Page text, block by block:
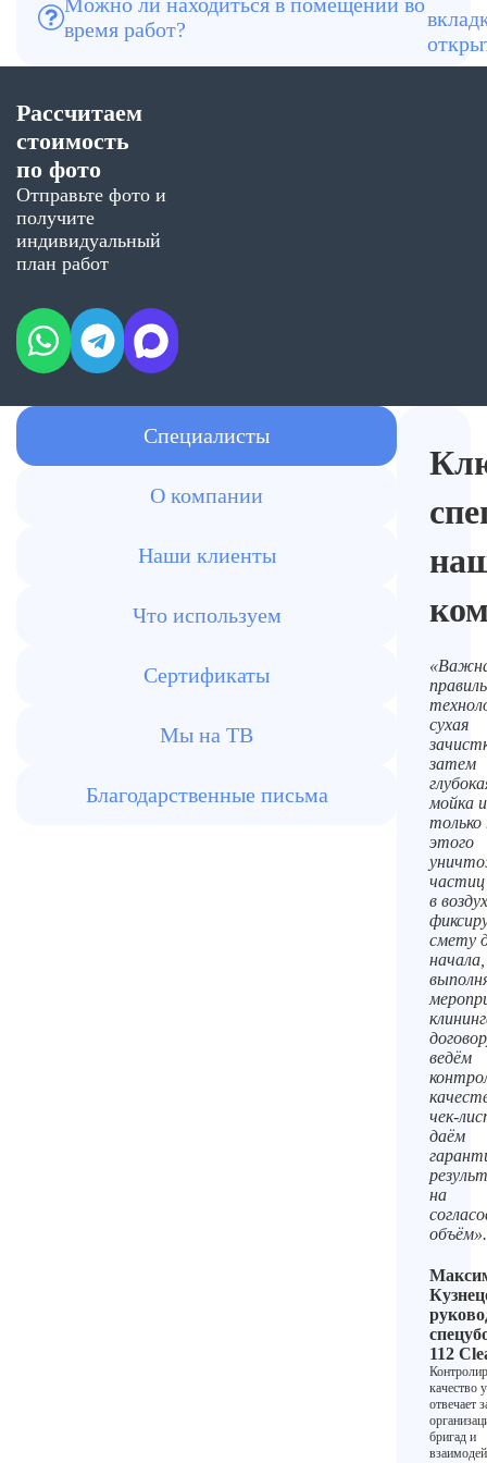
время работ?
используют профессиональные средства
и оборудование, поэтому процесс
проходит эффективно и безопасно.
вернуться обратно — помещение готово
к эксплуатации.
Рассчитаем
стоимость
по фото
Отправьте фото и
получите
индивидуальный
план работ
Специалисты
О компании
Наши клиенты
Что используем
Сертификаты
Мы на ТВ
Благодарственные письма
сухая
затем
мойка и
только
этого
в
смету
начала,
ведём
даём
на
объём».
112
качество
отвечает
бригад и